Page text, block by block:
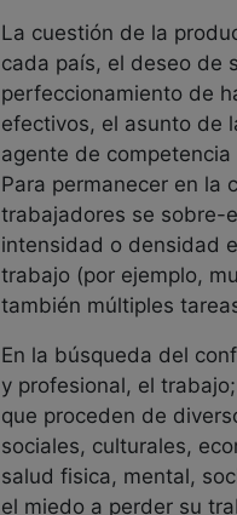
La cuestión de la
cada país, el deseo de
perfeccionamiento de
efectivos, el asunto de
agente de
Para permanecer en la
trabajadores se sobre-
intensidad o densidad
trabajo (por ejemplo,
también múltiples
En la búsqueda del
y profesional, el
que proceden de
sociales, culturales,
salud fisica, mental,
el miedo a perder su